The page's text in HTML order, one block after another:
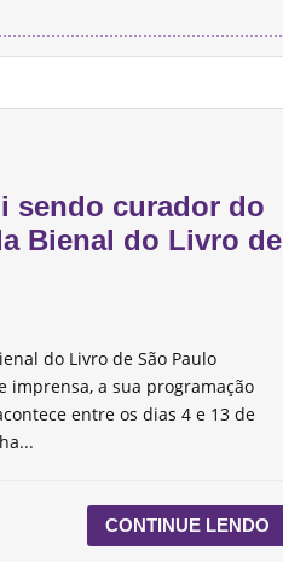
sendo curador do
Bienal do Livro de
do Livro de São Paulo
imprensa, a sua programação
entre os dias 4 e 13 de
CONTINUE LENDO